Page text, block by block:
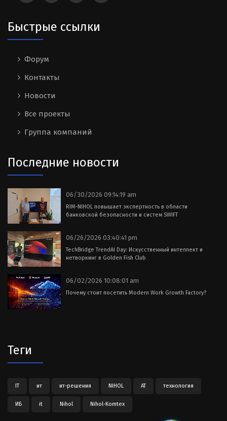
Быстрые ссылки
Форум
Контакты
Новости
Все проекты
Группа компаний
Последние новости
06/30/2026 09:14:19 am
RIM-NIHOL повышает экспертность в области
банковской безопасности и систем SWIFT
06/26/2026 03:40:41 pm
TechBridge TrendAI Day: Искусственный интеллект и
нетворкинг в Golden Fish Club
06/02/2026 10:08:01 am
Почему стоит посетить Modern Work Growth Factory?
Теги
IT ит ит-решения NIHOL АТ технология
ИБ it Nihol Nihol-Komtex